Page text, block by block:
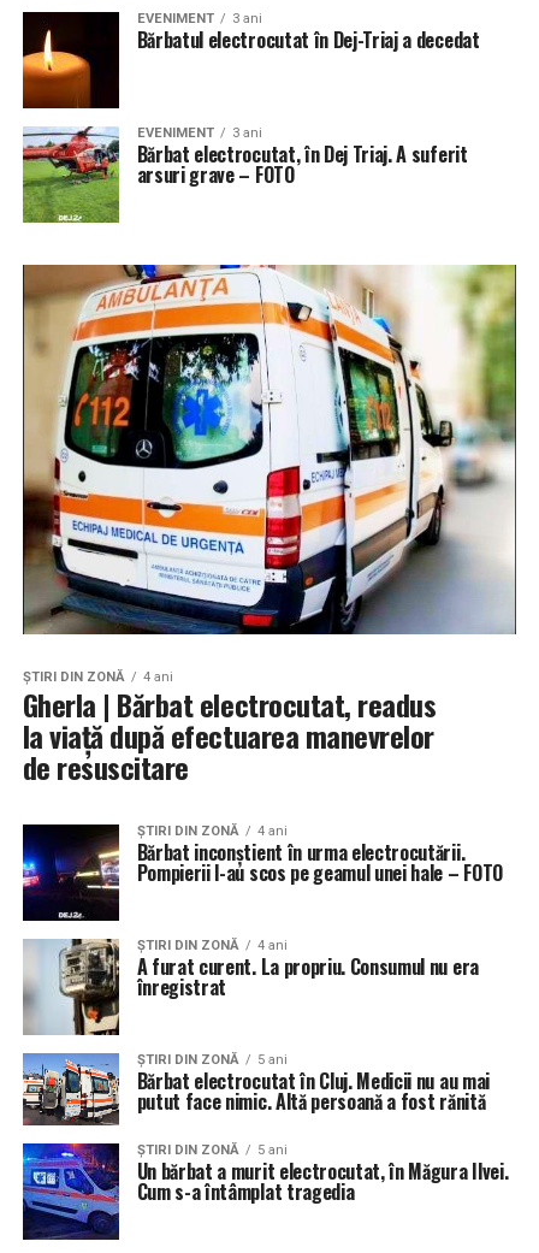
EVENIMENT 3 ani
Bărbatul electrocutat în Dej-Triaj a decedat
EVENIMENT 3 ani
Bărbat electrocutat, în Dej Triaj. A suferit
arsuri grave – FOTO
ŞTIRI DIN ZONĂ 4 ani
Gherla | Bărbat electrocutat, readus
la viață după efectuarea manevrelor
de resuscitare
ŞTIRI DIN ZONĂ 4 ani
Bărbat inconștient în urma electrocutării.
Pompierii l-au scos pe geamul unei hale – FOTO
ŞTIRI DIN ZONĂ 4 ani
A furat curent. La propriu. Consumul nu era
înregistrat
ŞTIRI DIN ZONĂ 5 ani
Bărbat electrocutat în Cluj. Medicii nu au mai
putut face nimic. Altă persoană a fost rănită
ŞTIRI DIN ZONĂ 5 ani
Un bărbat a murit electrocutat, în Măgura Ilvei.
Cum s-a întâmplat tragedia